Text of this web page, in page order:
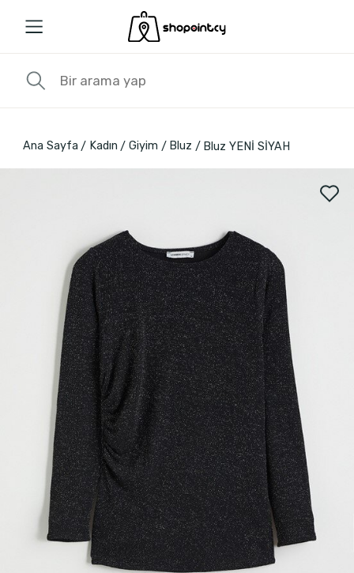
Ana Sayfa Kadın Giyim Bluz Bluz YENİ SİYAH